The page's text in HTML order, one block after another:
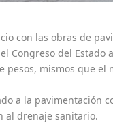
con las obras de
Congreso del
pesos, mismos que
a la pavimentación
al drenaje sanitario.